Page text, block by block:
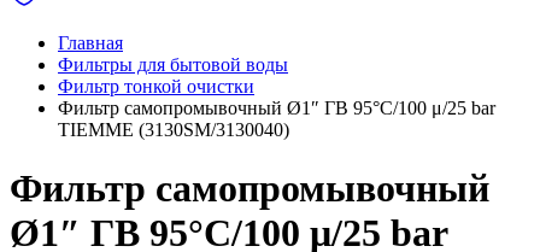
Главная
Фильтры для бытовой воды
Фильтр тонкой очистки
Фильтр самопромывочный Ø1″ ГВ 95°C/100 μ/25 bar
TIEMME (3130SM/3130040)
Фильтр самопромывочный
Ø1″ ГВ 95°C/100 μ/25 bar